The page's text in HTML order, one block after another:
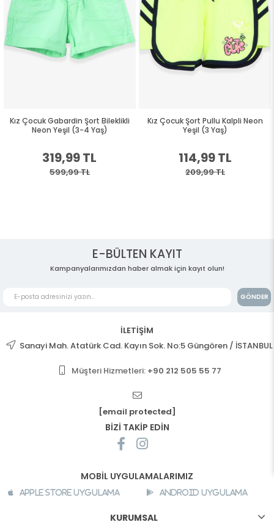
Kız Çocuk Gabardin Şort Bileklikli
Neon Yeşil (3-4 Yaş)
319,99 TL
599,99 TL
Kız Çocuk Şort Pullu Kalpli Neon
Yeşil (3 Yaş)
114,99 TL
209,99 TL
E-BÜLTEN KAYIT
Kampanyalarımızdan haber almak için kayıt olun!
GÖNDER
İLETİŞİM
Sanayi Mah. Atatürk Cad. Kayın Sok. No:5 Güngören / İSTANBUL
Müşteri Hizmetleri: +90 212 505 55 77
[email protected]
BİZİ TAKİP EDİN
MOBİL UYGULAMALARIMIZ
Apple Store Uygulama Android Uygulama
KURUMSAL